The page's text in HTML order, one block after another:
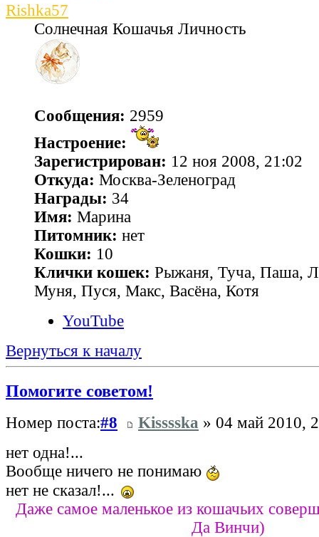
Rishka57
Солнечная Кошачья Личность
Сообщения: 2959
Настроение:
Зарегистрирован: 12 ноя 2008, 21:02
Откуда: Москва-Зеленоград
Награды: 34
Имя: Марина
Питомник: нет
Кошки: 10
Клички кошек: Рыжаня, Туча, Паша,
Муня, Пуся, Макс, Васёна, Котя
YouTube
Вернуться к началу
Помогите советом!
Номер поста:#8 Kisssska » 04 май 2010,
нет одна!...
Вообще ничего не понимаю
нет не сказал!...
Даже самое маленькое из кошачьих
Да Винчи)